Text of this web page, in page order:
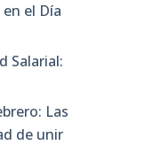
el Día
Salarial:
Las
de unir